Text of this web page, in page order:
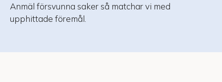
Anmäl försvunna saker så matchar vi med
upphittade föremål.